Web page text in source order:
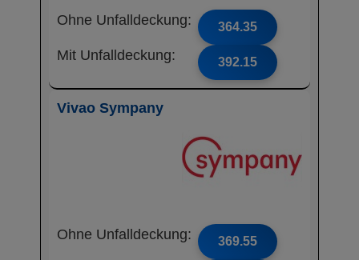
Ohne Unfalldeckung: 364.35
Mit Unfalldeckung: 392.15
Vivao Sympany
Ohne Unfalldeckung: 369.55